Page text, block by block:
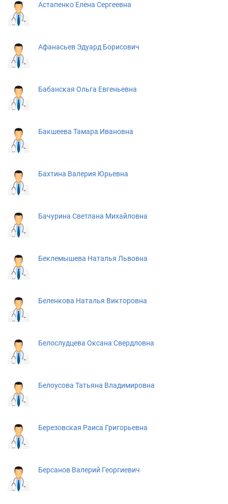
Астапенко Елена Сергеевна
Афанасьев Эдуард Борисович
Бабанская Ольга Евгеньевна
Бакшеева Тамара Ивановна
Бахтина Валерия Юрьевна
Бачурина Светлана Михайловна
Беклемышева Наталья Львовна
Беленкова Наталья Викторовна
Белослудцева Оксана Свердловна
Белоусова Татьяна Владимировна
Березовская Раиса Григорьевна
Берсанов Валерий Георгиевич